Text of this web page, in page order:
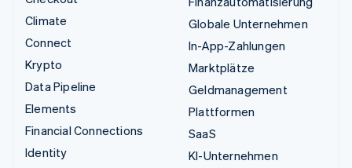
Climate
Connect
Krypto
Data Pipeline
Elements
Financial Connections
Identity
Globale Unternehmen
In-App-Zahlungen
Marktplätze
Geldmanagement
Plattformen
SaaS
KI-Unternehmen